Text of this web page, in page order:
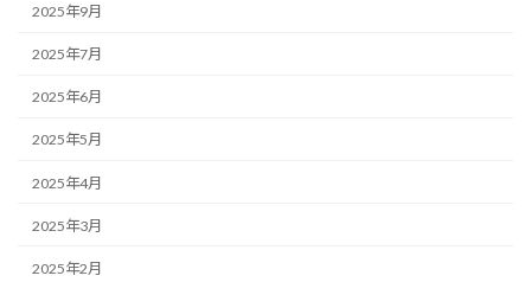
2025年9月
2025年7月
2025年6月
2025年5月
2025年4月
2025年3月
2025年2月